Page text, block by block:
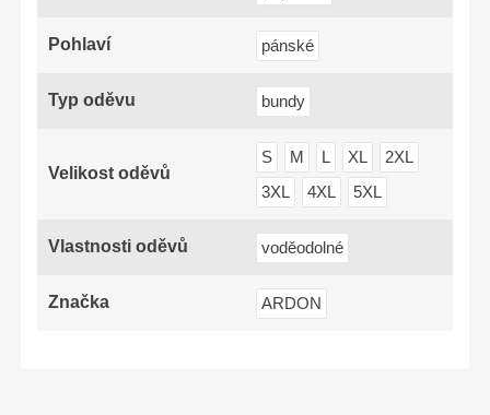
Pohlaví pánské
Typ oděvu bundy
Velikost oděvů
S M L XL
2XL
3XL
4XL 5XL
Vlastnosti oděvů voděodolné
Značka ARDON